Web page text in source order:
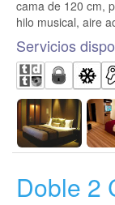
cama de 120 cm,
hilo musical, aire
Servicios
Doble 2